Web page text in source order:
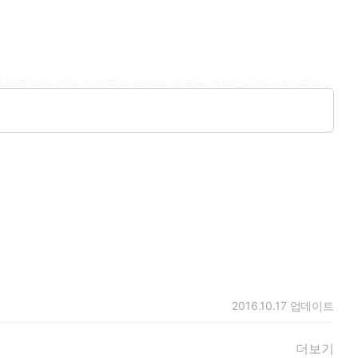
들이다 그리고 그들이 딸이라 부르는 이브루시아나정, 독일
살고 있는 기숙사겸 저택은 일명 이브의 정원이라 불리며 이
2016.10.17 업데이트
더보기